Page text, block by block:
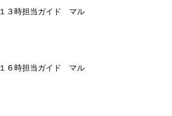
１３時担当ガイド マル
１６時担当ガイド マル